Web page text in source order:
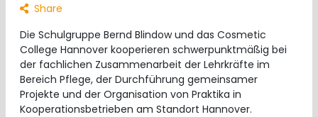
Share
Die Schulgruppe Bernd Blindow und das Cosmetic
College Hannover kooperieren schwerpunktmäßig bei
der fachlichen Zusammenarbeit der Lehrkräfte im
Bereich Pflege, der Durchführung gemeinsamer
Projekte und der Organisation von Praktika in
Kooperationsbetrieben am Standort Hannover.